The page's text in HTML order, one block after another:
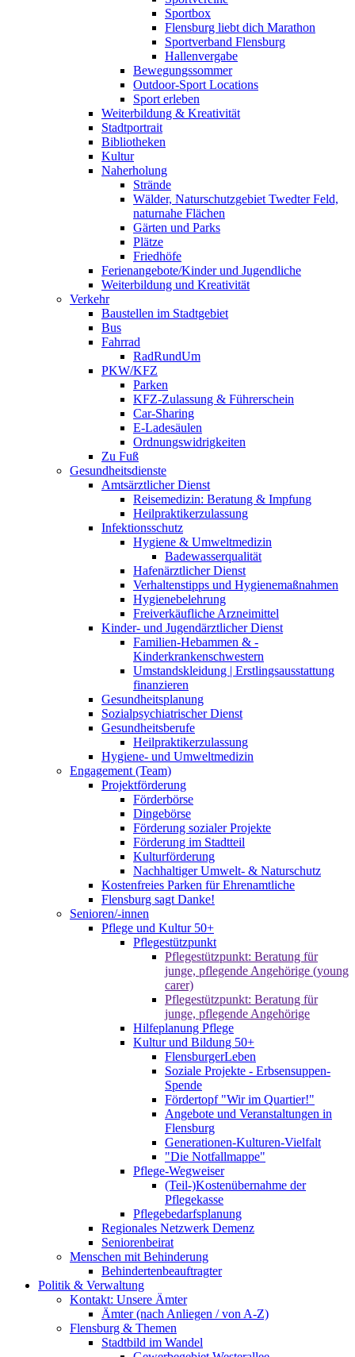
Sportbox
Flensburg liebt dich Marathon
Sportverband Flensburg
Hallenvergabe
Bewegungssommer
Outdoor-Sport Locations
Sport erleben
Weiterbildung & Kreativität
Stadtportrait
Bibliotheken
Kultur
Naherholung
Strände
Wälder, Naturschutzgebiet Twedter Feld,
naturnahe Flächen
Gärten und Parks
Plätze
Friedhöfe
Ferienangebote/Kinder und Jugendliche
Weiterbildung und Kreativität
Verkehr
Baustellen im Stadtgebiet
Bus
Fahrrad
RadRundUm
PKW/KFZ
Parken
KFZ-Zulassung & Führerschein
Car-Sharing
E-Ladesäulen
Ordnungswidrigkeiten
Zu Fuß
Gesundheitsdienste
Amtsärztlicher Dienst
Reisemedizin: Beratung & Impfung
Heilpraktikerzulassung
Infektionsschutz
Hygiene & Umweltmedizin
Badewasserqualität
Hafenärztlicher Dienst
Verhaltenstipps und Hygienemaßnahmen
Hygienebelehrung
Freiverkäufliche Arzneimittel
Kinder- und Jugendärztlicher Dienst
Familien-Hebammen & -
Kinderkrankenschwestern
Umstandskleidung | Erstlingsausstattung
finanzieren
Gesundheitsplanung
Sozialpsychiatrischer Dienst
Gesundheitsberufe
Heilpraktikerzulassung
Hygiene- und Umweltmedizin
Engagement (Team)
Projektförderung
Förderbörse
Dingebörse
Förderung sozialer Projekte
Förderung im Stadtteil
Kulturförderung
Nachhaltiger Umwelt- & Naturschutz
Kostenfreies Parken für Ehrenamtliche
Flensburg sagt Danke!
Senioren/-innen
Pflege und Kultur 50+
Pflegestützpunkt
Pflegestützpunkt: Beratung für
junge, pflegende Angehörige (young
carer)
Pflegestützpunkt: Beratung für
junge, pflegende Angehörige
Hilfeplanung Pflege
Kultur und Bildung 50+
FlensburgerLeben
Soziale Projekte - Erbsensuppen-
Spende
Fördertopf "Wir im Quartier!"
Angebote und Veranstaltungen in
Flensburg
Generationen-Kulturen-Vielfalt
"Die Notfallmappe"
Pflege-Wegweiser
(Teil-)Kostenübernahme der
Pflegekasse
Pflegebedarfsplanung
Regionales Netzwerk Demenz
Seniorenbeirat
Menschen mit Behinderung
Behindertenbeauftragter
Politik & Verwaltung
Kontakt: Unsere Ämter
Ämter (nach Anliegen / von A-Z)
Flensburg & Themen
Stadtbild im Wandel